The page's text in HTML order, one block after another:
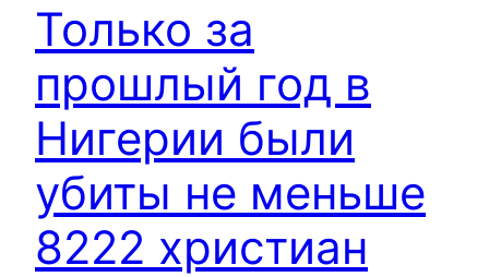
Только за
прошлый год в
Нигерии были
убиты не меньше
8222 христиан